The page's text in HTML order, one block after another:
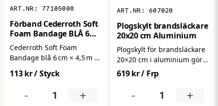
Skicka fråga
77105008
Förband Cederroth Soft
Foam Bandage BLÅ 6
cm x 4,5 m
Cederroth Soft Foam
Bandage blå 6 cm × 4,5 m är
förband med skumkärna
dämpning och komfort vid
113 kr/ Styck
- +
607020
Plogskylt brandsläckare
20x20 cm Aluminium
Plogskylt för brandsläckare
20×20 cm i aluminium gör
det enkelt att snabbt
brandskyddsutrustning.
Den dubbelsidiga
619 kr/ Frp
- +